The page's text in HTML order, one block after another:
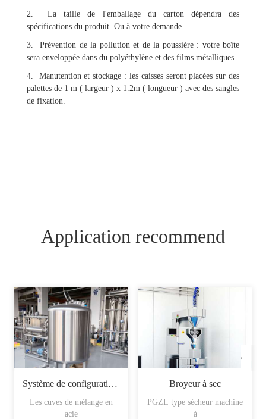
2. La taille de l'emballage du carton dépendra des
spécifications du produit. Ou à votre demande.
3. Prévention de la pollution et de la poussière : votre boîte
sera enveloppée dans du polyéthylène et des films métalliques.
4. Manutention et stockage : les caisses seront placées sur des
palettes de 1 m ( largeur ) x 1.2m ( longueur ) avec des sangles
de fixation.
Application recommend
Système de configuration du sirop
Les cuves de mélange en
acie
Broyeur à sec
PGZL type sécheur machine
à